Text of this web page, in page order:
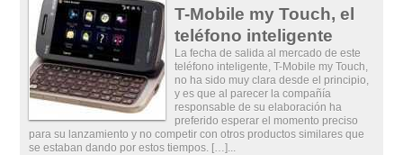
T-Mobile my Touch, el
teléfono inteligente
La fecha de salida al mercado de este
teléfono inteligente, T-Mobile my Touch,
no ha sido muy clara desde el principio,
y es que al parecer la compañía
responsable de su elaboración ha
preferido esperar el momento preciso
para su lanzamiento y no competir con otros productos similares que
se estaban dando por estos tiempos. […]...